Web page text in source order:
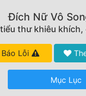
Đích Nữ Vô
thư khiêu
Báo Lỗi
Mục Lục